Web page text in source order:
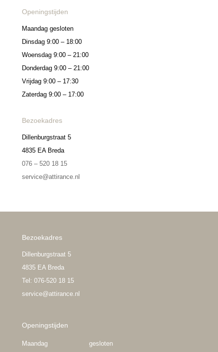
Openingstijden
Maandag gesloten
Dinsdag 9:00 – 18:00
Woensdag 9:00 – 21:00
Donderdag 9:00 – 21:00
Vrijdag 9:00 – 17:30
Zaterdag 9:00 – 17:00
Bezoekadres
Dillenburgstraat 5
4835 EA Breda
076 – 520 18 15
service@attirance.nl
Bezoekadres
Dillenburgstraat 5
4835 EA Breda
Tel: 076-520 18 15
service@attirance.nl
Openingstijden
Maandag
gesloten